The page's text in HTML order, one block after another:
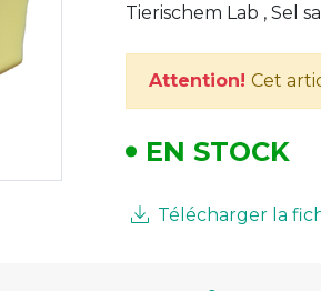
Tierischem Lab , Sel
Attention!Cet
EN STOCK
Télécharger la